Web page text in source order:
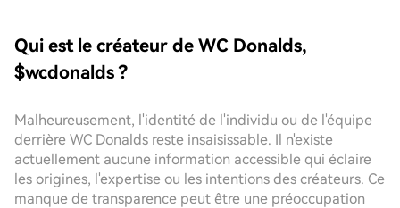
Qui est le créateur de WC Donalds,
$wcdonalds ?
Malheureusement, l'identité de l'individu ou de l'équipe
derrière WC Donalds reste insaisissable. Il n'existe
actuellement aucune information accessible qui éclaire
les origines, l'expertise ou les intentions des créateurs. Ce
manque de transparence peut être une préoccupation